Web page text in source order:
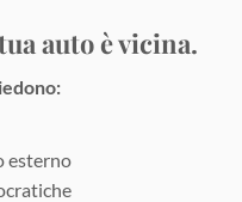
auto è vicina.
esterno